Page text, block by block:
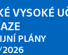
VYSOKÉ
PLÁNY